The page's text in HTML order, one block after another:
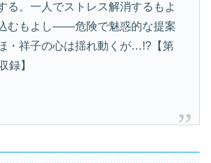
る。一人でストレス解消するもよ
むもよし――危険で魅惑的な提案
・祥子の心は揺れ動くが…!?【第
録】